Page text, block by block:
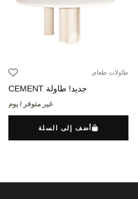
طاولات طعام,
جديد! طاولة CEMENT
غير متوفر / يوم
أضف إلى السلة